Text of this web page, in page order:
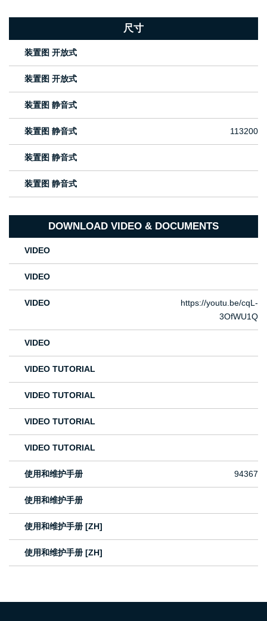
尺寸
装置图 开放式
装置图 开放式
装置图 静音式
装置图 静音式 113200
装置图 静音式
装置图 静音式
DOWNLOAD VIDEO & DOCUMENTS
VIDEO
VIDEO
VIDEO
https://youtu.be/cqL-
3OfWU1Q
VIDEO
VIDEO TUTORIAL
VIDEO TUTORIAL
VIDEO TUTORIAL
VIDEO TUTORIAL
使用和维护手册 94367
使用和维护手册
使用和维护手册 [ZH]
使用和维护手册 [ZH]